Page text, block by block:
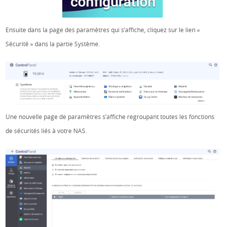
Ensuite dans la page des paramètres qui s’affiche, cliquez sur le lien «
Sécurité » dans la partie Système.
Une nouvelle page de paramètres s’affiche regroupant toutes les fonctions
de sécurités liés à votre NAS.